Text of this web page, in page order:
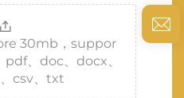
30mb，suppor
、doc、docx、
csv、txt